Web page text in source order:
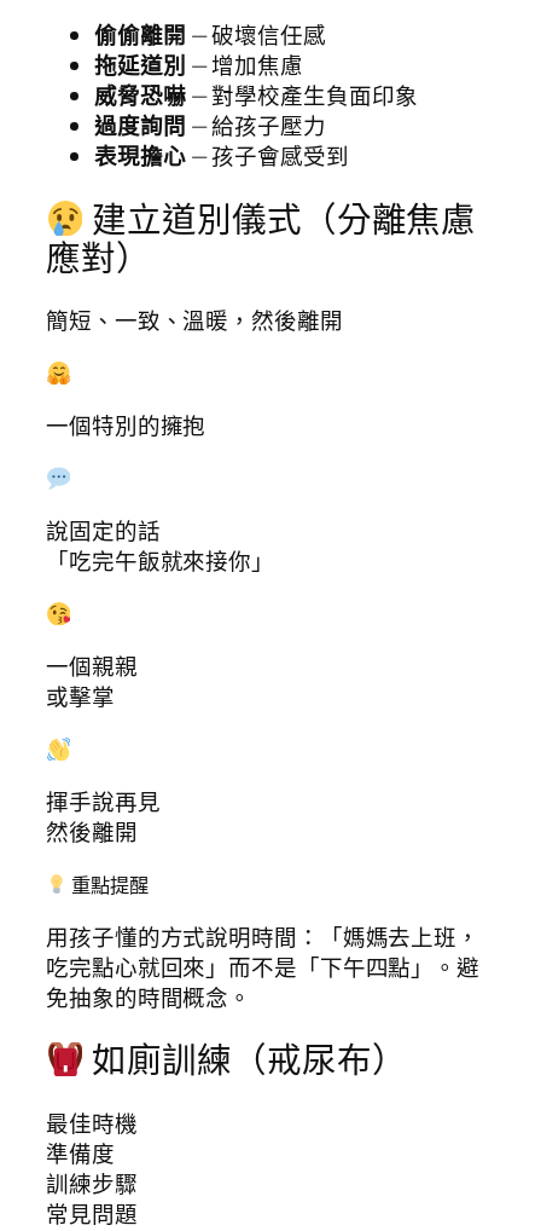
偷偷離開 — 破壞信任感
拖延道別 — 增加焦慮
威脅恐嚇— 對學校產生負面印象
過度詢問 — 給孩子壓力
表現擔心— 孩子會感受到
建立道別儀式（分離焦慮
應對）
簡短、一致、溫暖，然後離開
一個特別的擁抱
說固定的話
「吃完午飯就來接你」
一個親親
或擊掌
揮手說再見
然後離開
重點提醒
用孩子懂的方式說明時間：「媽媽去上班，
吃完點心就回來」而不是「下午四點」。避
免抽象的時間概念。
如廁訓練（戒尿布）
最佳時機
準備度
訓練步驟
常見問題